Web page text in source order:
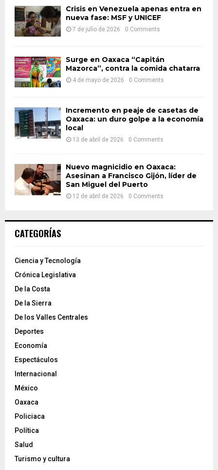
o
:
Crisis en Venezuela apenas entra en
nueva fase: MSF y UNICEF
7 de julio de 2026 0 Comments
Surge en Oaxaca “Capitán
Mazorca”, contra la comida chatarra
4 de mayo de 2026 0 Comments
Incremento en peaje de casetas de
Oaxaca: un duro golpe a la economía
local
13 de abril de 2026 0 Comments
Nuevo magnicidio en Oaxaca:
Asesinan a Francisco Gijón, líder de
San Miguel del Puerto
12 de abril de 2026 0 Comments
CATEGORÍAS
Ciencia y Tecnología
Crónica Legislativa
De la Costa
De la Sierra
De los Valles Centrales
Deportes
Economía
Espectáculos
Internacional
México
Oaxaca
Policiaca
Política
Salud
Turismo y cultura